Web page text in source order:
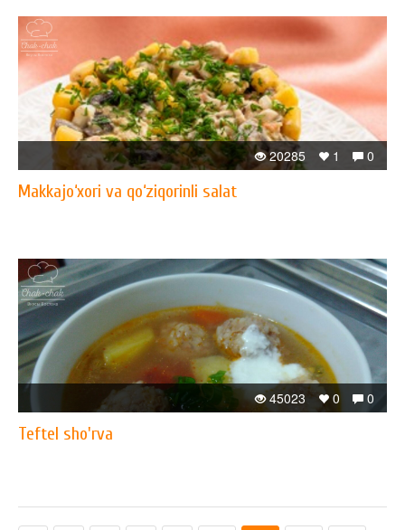
0
1
20285
Makkajo‘xori va qo‘ziqorinli salat
0
0
45023
Teftel sho'rva